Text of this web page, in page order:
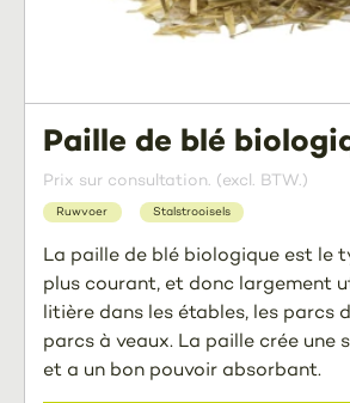
Paille de blé
Prix sur consultation. (excl. BTW.)
Ruwvoer Stalstrooisels
La paille de blé biologique est le
plus courant, et donc largement
litière dans les étables, les parcs
parcs à veaux. La paille crée une
et a un bon pouvoir absorbant.